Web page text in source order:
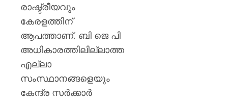
രാഷ്ട്രീയവും
കേരളത്തിന്
ആപത്താണ്. ബി ജെ പി
അധികാരത്തിലില്ലാത്ത
എല്ലാ
സംസ്ഥാനങ്ങളെയും
കേന്ദ്ര സർക്കാർ